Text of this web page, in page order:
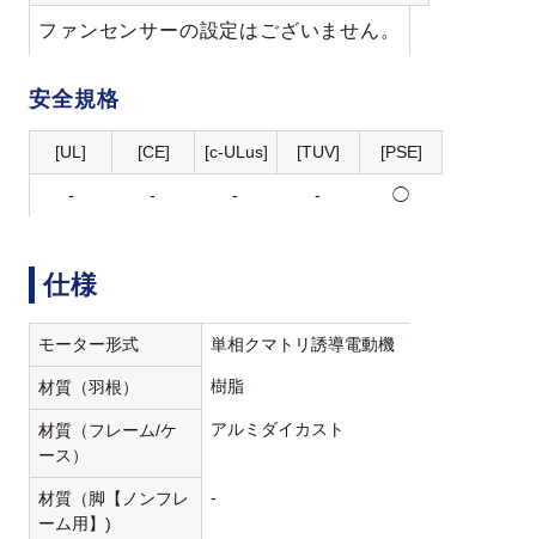
ファンセンサーの設定はございません。
安全規格
[UL] [CE] [c-ULus] [TUV] [PSE]
- - - - ◯
仕様
モーター形式 単相クマトリ誘導電動機
材質（羽根） 樹脂
材質（フレーム/ケ
ース）
アルミダイカスト
材質（脚【ノンフレ
ーム用】)
-